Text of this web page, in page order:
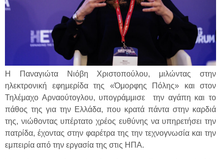
Η Παναγιώτα Νιόβη Χριστοπούλου, μιλώντας στην
ηλεκτρονική εφημερίδα της «Όμορφης Πόλης» και στον
Τηλέμαχο Αρναούτογλου, υπογράμμισε την αγάπη και το
πάθος της για την Ελλάδα, που κρατά πάντα στην καρδιά
της, νιώθοντας υπέρτατο χρέος ευθύνης να υπηρετήσει την
πατρίδα, έχοντας στην φαρέτρα της την τεχνογνωσία και την
εμπειρία από την εργασία της στις ΗΠΑ.